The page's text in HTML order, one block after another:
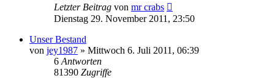
Letzter Beitrag von mr crabs
Dienstag 29. November 2011, 23:50
Unser Bestand
von jey1987 » Mittwoch 6. Juli 2011, 06:39
6 Antworten
81390 Zugriffe